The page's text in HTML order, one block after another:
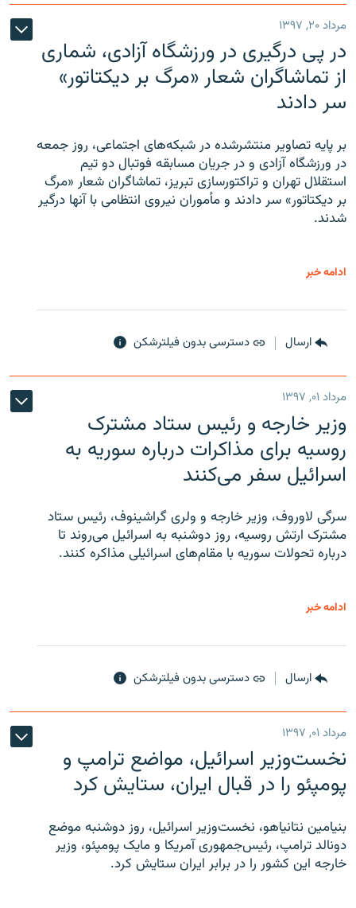
مرداد ۲۰, ۱۳۹۷
در پی درگیری در ورزشگاه آزادی، شماری
از تماشاگران شعار «مرگ بر دیکتاتور»
سر دادند
بر پایه تصاویر منتشرشده در شبکه‌های اجتماعی، روز جمعه
در ورزشگاه آزادی و در جریان مسابقه فوتبال دو تیم
استقلال تهران و تراکتورسازی تبریز، تماشاگران شعار «مرگ
بر دیکتاتور» سر دادند و مأموران نیروی انتظامی با آنها درگیر
شدند.
ادامه خبر
ارسال دسترسی بدون فیلترشکن
مرداد ۰۱, ۱۳۹۷
وزیر خارجه و رئیس‌ ستاد مشترک
روسیه برای مذاکرات درباره سوریه به
اسرائیل سفر می‌کنند
سرگی لاوروف، وزیر خارجه و ولری گراشینوف، رئیس ستاد
مشترک ارتش روسیه، روز دوشنبه به اسرائیل می‌روند تا
درباره تحولات سوریه با مقام‌های اسرائیلی مذاکره کنند.
ادامه خبر
ارسال دسترسی بدون فیلترشکن
مرداد ۰۱, ۱۳۹۷
نخست‌وزیر اسرائیل، مواضع ترامپ و
پومپئو را در قبال ایران، ستایش کرد
بنیامین نتانیاهو، نخست‌وزیر اسرائیل، روز دوشنبه موضع
دونالد ترامپ، رئیس‌جمهوری آمریکا و مایک پومپئو، وزیر
خارجه این کشور را در برابر ایران ستایش کرد.